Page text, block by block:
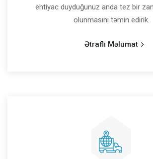
ehtiyac duyduğunuz anda tez bir
olunmasını təmin edirik.
Ətraflı Məlumat